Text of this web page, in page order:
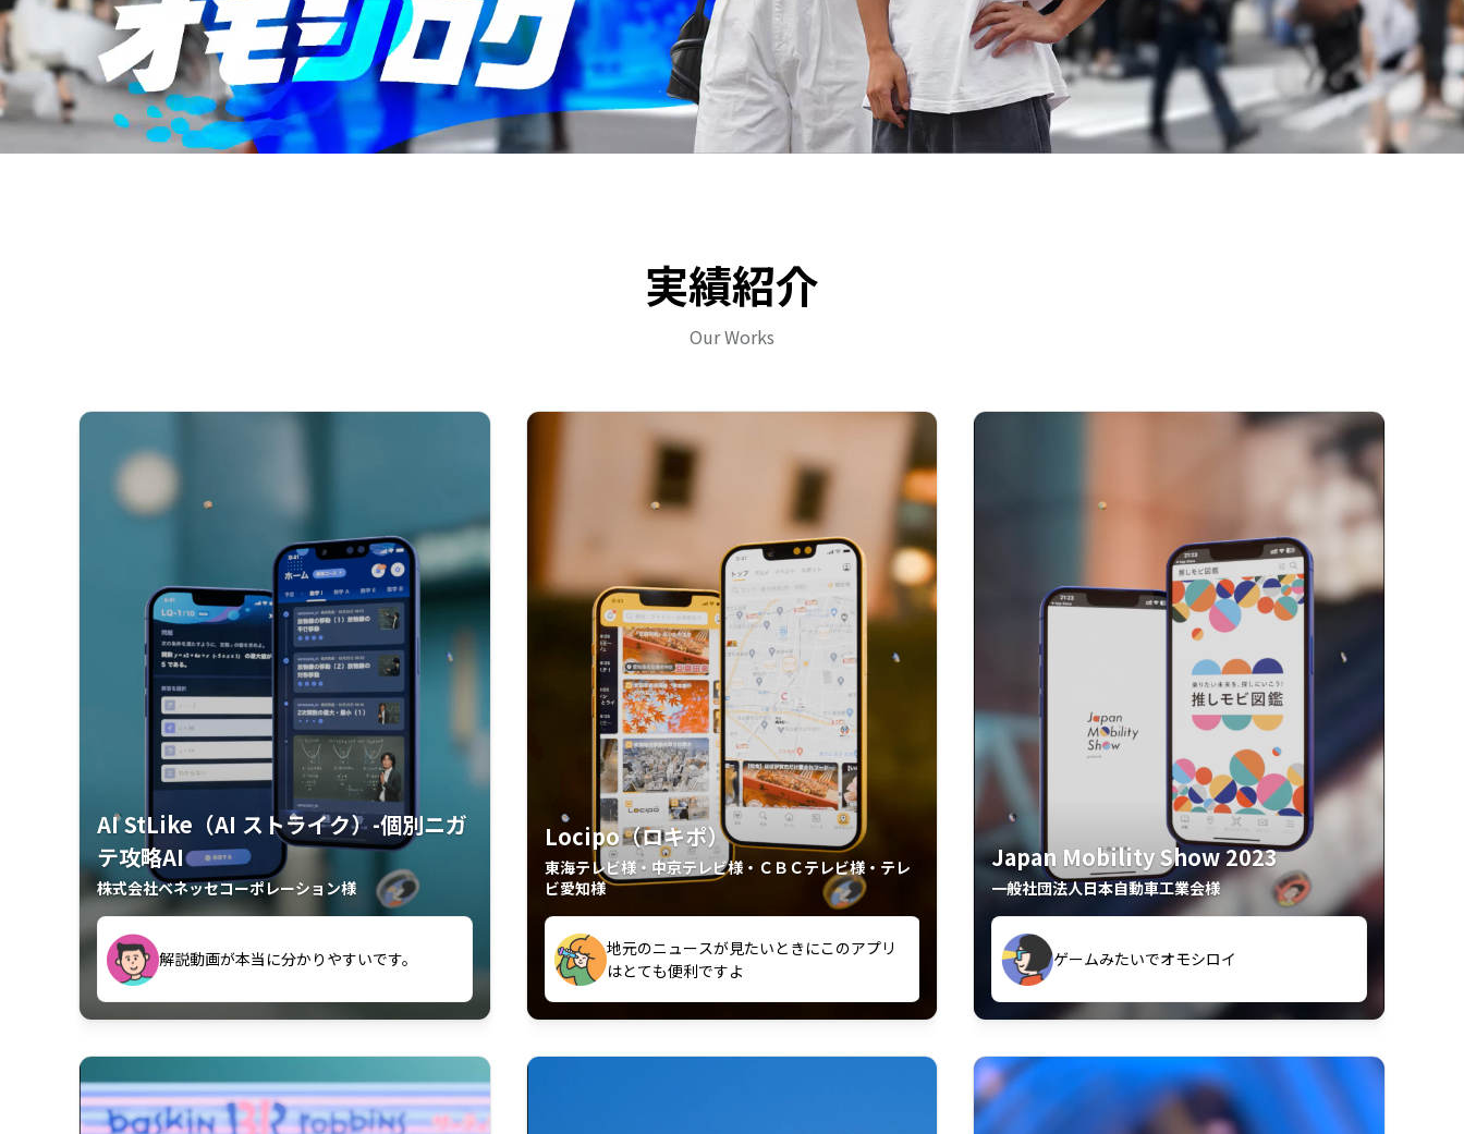
実績紹介
Our Works
AI StLike（AI ストライク）-個別ニガ
テ攻略AI
株式会社ベネッセコーポレーション様
古文漢文を主に使わせていただいている
が、復習するのに非常に役立っている。
解説動画が本当に分かりやすいです。
Locipo（ロキポ）
東海テレビ様・中京テレビ様・ＣＢＣテレビ様・テレ
ビ愛知様
中京テレビのおもしろ番組が視聴可能地域
外からも見れるの嬉しいポイント
いつも利用させていただいております！
Japan Mobility Show 2023
一般社団法人日本自動車工業会様
夢中で推しモビを探してビッグサイトで6時
間も滞在してしまった
久々のモーターショーがアプリでもっと楽
しめました